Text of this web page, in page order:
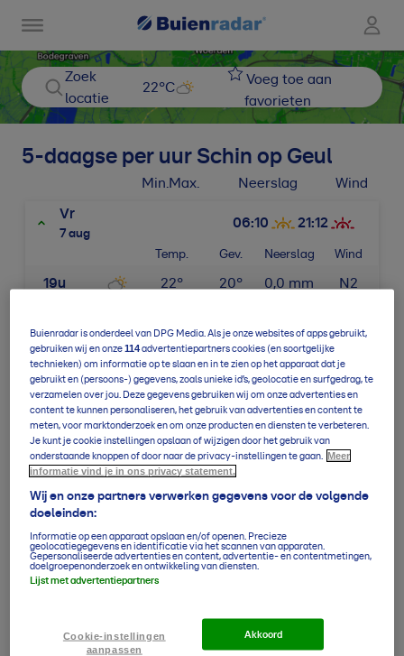
Zoek
locatie
22°C
Voeg toe aan
favorieten
5-daagse per uur Schin op Geul
Min. Max. Neerslag Wind
Vr
7 aug
06:10 21:12
Temp. Gev. Neerslag Wind
19u 22° 20° 0,0 mm N2
21u 19° 17° 0,0mm NO2
22u 17° 15° 0,0mm NO2
23u 16° 14° 0,0mm O2
Za
12°/27°
Zo
9 aug
Ma
10 aug
18 °
11 aug
Buienradar is onderdeel van DPG Media. Als je onze websites of apps gebruikt,
gebruiken wij en onze114advertentiepartners cookies (en soortgelijke
technieken) om informatie op te slaan en in te zien op het apparaat dat je
gebruikt en (persoons-) gegevens, zoals unieke id’s, geolocatie en surfgedrag, te
verzamelen over jou. Deze gegevens gebruiken wij om onze advertenties en
content te kunnen personaliseren, het gebruik van advertenties en content te
meten, voor marktonderzoek en om onze producten en diensten te verbeteren.
Je kunt je cookie instellingen opslaan of wijzigen door het gebruik van
onderstaande knoppen of door naar de privacy-instellingen te gaan.
Meer
informatie vind je in ons privacy statement.
Wij en onze partners verwerken gegevens voor de volgende
doeleinden:
Informatie op een apparaat opslaan en/of openen. Precieze
geolocatiegegevens en identificatie via het scannen van apparaten.
Gepersonaliseerde advertenties en content, advertentie- en contentmetingen,
doelgroepenonderzoek en ontwikkeling van diensten.
Lijst met advertentiepartners
Cookie-instellingen
aanpassen
Akkoord